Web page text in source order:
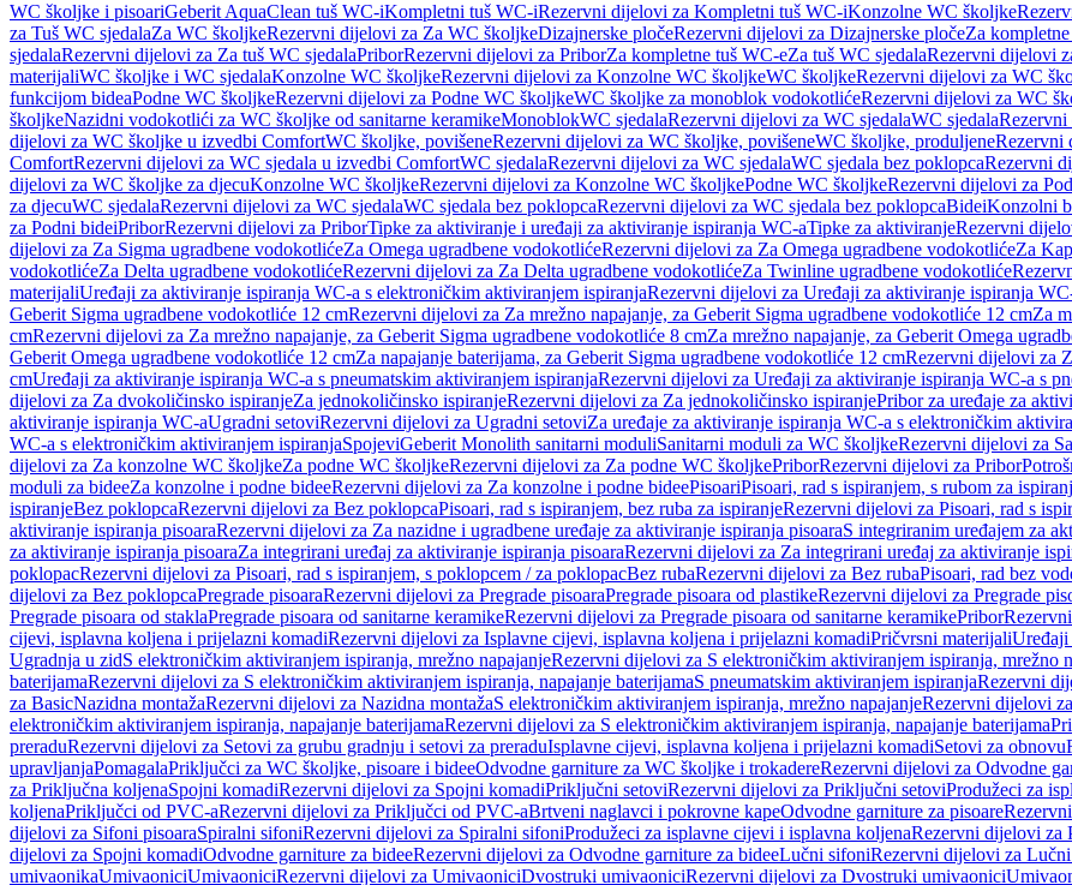
WC školjke i pisoariGeberit AquaClean tuš WC-iKompletni tuš WC-iRezervni dijelovi za Kompletni tuš WC-iKonzolne WC školjke
za Tuš WC sjedalaZa WC školjkeRezervni dijelovi za Za WC školjkeDizajnerske pločeRezervni dijelovi za Dizajnerske pločeZa
sjedalaRezervni dijelovi za Za tuš WC sjedalaPriborRezervni dijelovi za PriborZa kompletne tuš WC-eZa tuš WC sjedalaRezervni dijelovi
materijaliWC školjke i WC sjedalaKonzolne WC školjkeRezervni dijelovi za Konzolne WC školjkeWC školjkeRezervni dijelovi za WC
funkcijom bideaPodne WC školjkeRezervni dijelovi za Podne WC školjkeWC školjke za monoblok vodokotlićeRezervni dijelovi za WC
školjkeNazidni vodokotlići za WC školjke od sanitarne keramikeMonoblokWC sjedalaRezervni dijelovi za WC sjedalaWC sjedalaRezervni
dijelovi za WC školjke u izvedbi ComfortWC školjke, povišeneRezervni dijelovi za WC školjke, povišeneWC školjke, produljeneRezervni
ComfortRezervni dijelovi za WC sjedala u izvedbi ComfortWC sjedalaRezervni dijelovi za WC sjedalaWC sjedala bez poklopcaRezervni
dijelovi za WC školjke za djecuKonzolne WC školjkeRezervni dijelovi za Konzolne WC školjkePodne WC školjkeRezervni dijelovi za
za djecuWC sjedalaRezervni dijelovi za WC sjedalaWC sjedala bez poklopcaRezervni dijelovi za WC sjedala bez poklopcaBideiKonzolni
za Podni bideiPriborRezervni dijelovi za PriborTipke za aktiviranje i uređaji za aktiviranje ispiranja WC-aTipke za aktiviranjeRezervni
dijelovi za Za Sigma ugradbene vodokotlićeZa Omega ugradbene vodokotlićeRezervni dijelovi za Za Omega ugradbene vodokotlićeZa
vodokotlićeZa Delta ugradbene vodokotlićeRezervni dijelovi za Za Delta ugradbene vodokotlićeZa Twinline ugradbene vodokotliće
materijaliUređaji za aktiviranje ispiranja WC-a s elektroničkim aktiviranjem ispiranjaRezervni dijelovi za Uređaji za aktiviranje ispiranja
Geberit Sigma ugradbene vodokotliće 12 cmRezervni dijelovi za Za mrežno napajanje, za Geberit Sigma ugradbene vodokotliće 12 cmZa
cmRezervni dijelovi za Za mrežno napajanje, za Geberit Sigma ugradbene vodokotliće 8 cmZa mrežno napajanje, za Geberit Omega
Geberit Omega ugradbene vodokotliće 12 cmZa napajanje baterijama, za Geberit Sigma ugradbene vodokotliće 12 cmRezervni dijelovi za
cmUređaji za aktiviranje ispiranja WC-a s pneumatskim aktiviranjem ispiranjaRezervni dijelovi za Uređaji za aktiviranje ispiranja WC-a s
dijelovi za Za dvokoličinsko ispiranjeZa jednokoličinsko ispiranjeRezervni dijelovi za Za jednokoličinsko ispiranjePribor za uređaje za
aktiviranje ispiranja WC-aUgradni setoviRezervni dijelovi za Ugradni setoviZa uređaje za aktiviranje ispiranja WC-a s elektroničkim
WC-a s elektroničkim aktiviranjem ispiranjaSpojeviGeberit Monolith sanitarni moduliSanitarni moduli za WC školjkeRezervni dijelovi za
dijelovi za Za konzolne WC školjkeZa podne WC školjkeRezervni dijelovi za Za podne WC školjkePriborRezervni dijelovi za Pribor
moduli za bideeZa konzolne i podne bideeRezervni dijelovi za Za konzolne i podne bideePisoariPisoari, rad s ispiranjem, s rubom za
ispiranjeBez poklopcaRezervni dijelovi za Bez poklopcaPisoari, rad s ispiranjem, bez ruba za ispiranjeRezervni dijelovi za Pisoari, rad s
aktiviranje ispiranja pisoaraRezervni dijelovi za Za nazidne i ugradbene uređaje za aktiviranje ispiranja pisoaraS integriranim uređajem za
za aktiviranje ispiranja pisoaraZa integrirani uređaj za aktiviranje ispiranja pisoaraRezervni dijelovi za Za integrirani uređaj za aktiviranje
poklopacRezervni dijelovi za Pisoari, rad s ispiranjem, s poklopcem / za poklopacBez rubaRezervni dijelovi za Bez rubaPisoari, rad bez
dijelovi za Bez poklopcaPregrade pisoaraRezervni dijelovi za Pregrade pisoaraPregrade pisoara od plastikeRezervni dijelovi za Pregrade
Pregrade pisoara od staklaPregrade pisoara od sanitarne keramikeRezervni dijelovi za Pregrade pisoara od sanitarne keramikePribor
cijevi, isplavna koljena i prijelazni komadiRezervni dijelovi za Isplavne cijevi, isplavna koljena i prijelazni komadiPričvrsni materijaliUređaji
Ugradnja u zidS elektroničkim aktiviranjem ispiranja, mrežno napajanjeRezervni dijelovi za S elektroničkim aktiviranjem ispiranja, mrežno
baterijamaRezervni dijelovi za S elektroničkim aktiviranjem ispiranja, napajanje baterijamaS pneumatskim aktiviranjem ispiranjaRezervni
za BasicNazidna montažaRezervni dijelovi za Nazidna montažaS elektroničkim aktiviranjem ispiranja, mrežno napajanjeRezervni dijelovi
elektroničkim aktiviranjem ispiranja, napajanje baterijamaRezervni dijelovi za S elektroničkim aktiviranjem ispiranja, napajanje baterijama
preraduRezervni dijelovi za Setovi za grubu gradnju i setovi za preraduIsplavne cijevi, isplavna koljena i prijelazni komadiSetovi za obnovu
upravljanjaPomagalaPriključci za WC školjke, pisoare i bideeOdvodne garniture za WC školjke i trokadereRezervni dijelovi za Odvodne
za Priključna koljenaSpojni komadiRezervni dijelovi za Spojni komadiPriključni setoviRezervni dijelovi za Priključni setoviProdužeci za
koljenaPriključci od PVC-aRezervni dijelovi za Priključci od PVC-aBrtveni naglavci i pokrovne kapeOdvodne garniture za pisoare
dijelovi za Sifoni pisoaraSpiralni sifoniRezervni dijelovi za Spiralni sifoniProdužeci za isplavne cijevi i isplavna koljenaRezervni dijelovi za
dijelovi za Spojni komadiOdvodne garniture za bideeRezervni dijelovi za Odvodne garniture za bideeLučni sifoniRezervni dijelovi za
umivaonikaUmivaoniciUmivaoniciRezervni dijelovi za UmivaoniciDvostruki umivaoniciRezervni dijelovi za Dvostruki umivaonici